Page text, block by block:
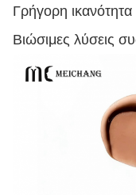
Γρήγορη
Βιώσιμες λύσεις